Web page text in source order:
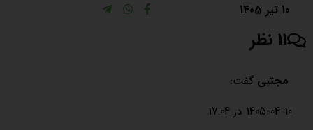
10 تیر 1405
11 نظر
مجتبی گفت:
1405-04-10 در 17:04